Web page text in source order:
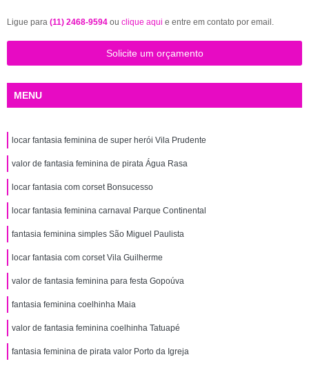
Ligue para (11) 2468-9594 ou clique aqui e entre em contato por email.
Solicite um orçamento
MENU
locar fantasia feminina de super herói Vila Prudente
valor de fantasia feminina de pirata Água Rasa
locar fantasia com corset Bonsucesso
locar fantasia feminina carnaval Parque Continental
fantasia feminina simples São Miguel Paulista
locar fantasia com corset Vila Guilherme
valor de fantasia feminina para festa Gopoúva
fantasia feminina coelhinha Maia
valor de fantasia feminina coelhinha Tatuapé
fantasia feminina de pirata valor Porto da Igreja